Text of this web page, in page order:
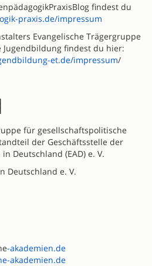
findest du
praxis.de/impressum
Evangelische Trägergruppe
findest du hier:
et.de/impressum/
für gesellschaftspolitische
der Geschäftsstelle der
Deutschland (EAD) e. V.
Deutschland e. V.
-akademien.de
akademien.de